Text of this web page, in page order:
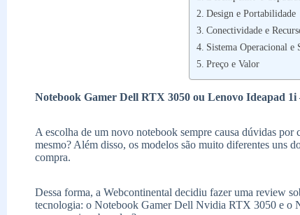
Design e Portabilidade
Conectividade e
Sistema Operacional e
Preço e Valor
Notebook Gamer Dell RTX 3050 ou Lenovo Ideapad 1i
A escolha de um novo notebook sempre causa dúvidas
mesmo? Além disso, os modelos são muito diferentes uns
compra.
Dessa forma, a Webcontinental decidiu fazer uma review
tecnologia: o Notebook Gamer Dell Nvidia RTX 3050 e o